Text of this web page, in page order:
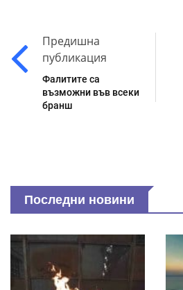
Предишна
публикация
Фалитите са
възможни във всеки
бранш
Последни новини